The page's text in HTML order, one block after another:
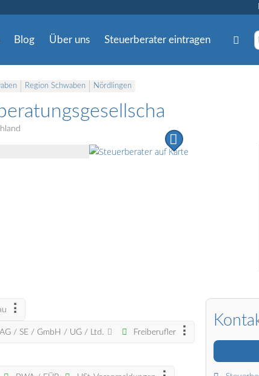
Blog Über uns Steuerberater eintragen
Region Schwaben Nördlingen
mbH
AG / SE / GmbH / UG / Ltd. Freiberufler